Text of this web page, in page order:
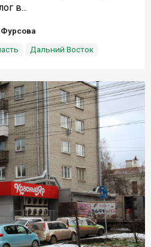
в...
Дальний Восток